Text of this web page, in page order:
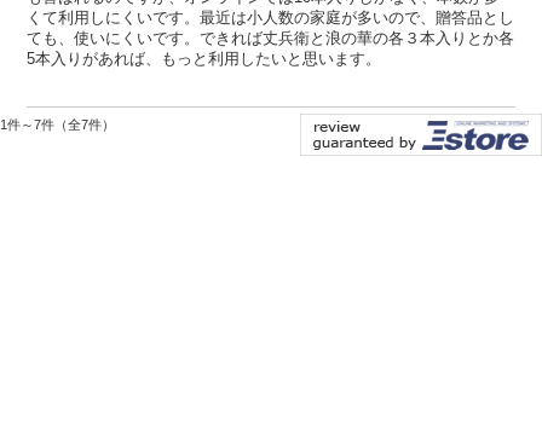
くて利用しにくいです。最近は小人数の家庭が多いので、贈答品とし
ても、使いにくいです。できれば丈兵衛と浪の華の各３本入りとか各
5本入りがあれば、もっと利用したいと思います。
1件～7件（全7件）